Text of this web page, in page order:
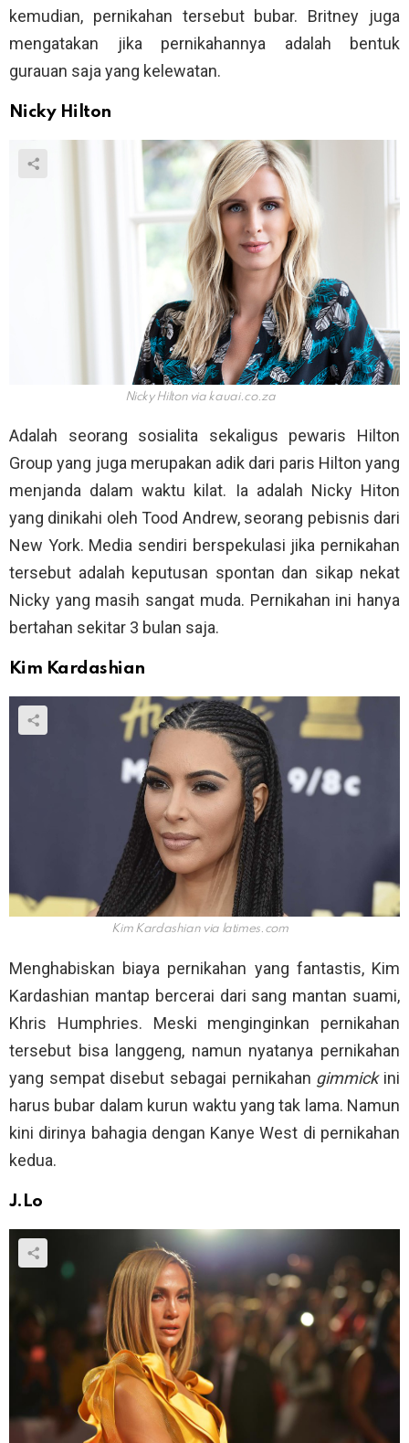
kemudian, pernikahan tersebut bubar. Britney juga
mengatakan jika pernikahannya adalah bentuk
gurauan saja yang kelewatan.
Nicky Hilton
Nicky Hilton via kauai.co.za
Adalah seorang sosialita sekaligus pewaris Hilton
Group yang juga merupakan adik dari paris Hilton yang
menjanda dalam waktu kilat. Ia adalah Nicky Hiton
yang dinikahi oleh Tood Andrew, seorang pebisnis dari
New York. Media sendiri berspekulasi jika pernikahan
tersebut adalah keputusan spontan dan sikap nekat
Nicky yang masih sangat muda. Pernikahan ini hanya
bertahan sekitar 3 bulan saja.
Kim Kardashian
Kim Kardashian via latimes.com
Menghabiskan biaya pernikahan yang fantastis, Kim
Kardashian mantap bercerai dari sang mantan suami,
Khris Humphries. Meski menginginkan pernikahan
tersebut bisa langgeng, namun nyatanya pernikahan
yang sempat disebut sebagai pernikahan gimmickini
harus bubar dalam kurun waktu yang tak lama. Namun
kini dirinya bahagia dengan Kanye West di pernikahan
kedua.
J.Lo